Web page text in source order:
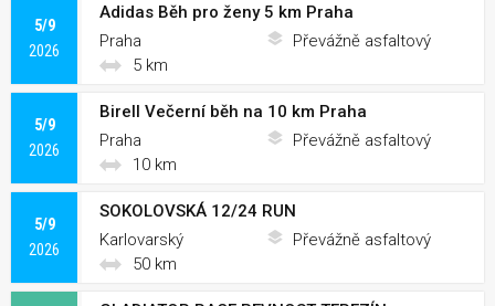
5/9
2026
Praha
Adidas Běh pro ženy 5 km Praha
Převážně asfaltový
5 km
5/9
2026
Praha
Birell Večerní běh na 10 km Praha
Převážně asfaltový
10 km
5/9
2026
Karlovarský
SOKOLOVSKÁ 12/24 RUN
Převážně asfaltový
50 km